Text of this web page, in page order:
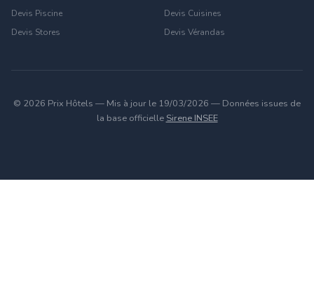
Devis Piscine
Devis Cuisines
Devis Stores
Devis Vérandas
© 2026 Prix Hôtels — Mis à jour le 19/03/2026 — Données issues de
la base officielle Sirene INSEE